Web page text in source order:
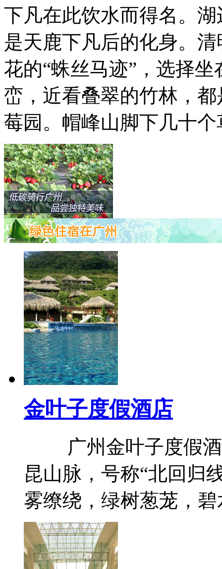
下凡在此饮水而得名。
是天鹿下凡后的化身。
花的“蛛丝马迹”，选择
峦，近看叠翠的竹林，
莓园。帽峰山脚下几十
金叶子度假酒店
广州金叶子度假酒
昆山脉，号称“北回归
雾缭绕，绿树葱茏，